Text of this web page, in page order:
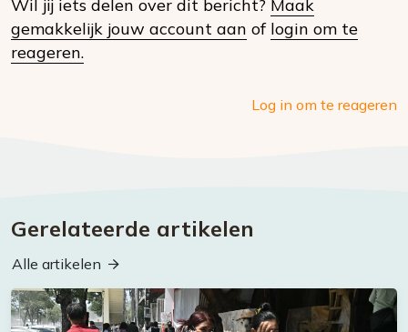
social
Wil jij iets delen over dit bericht? Maak
gemakkelijk jouw account aan of login om te
reageren.
Log in om te reageren
Gerelateerde artikelen
Alle artikelen